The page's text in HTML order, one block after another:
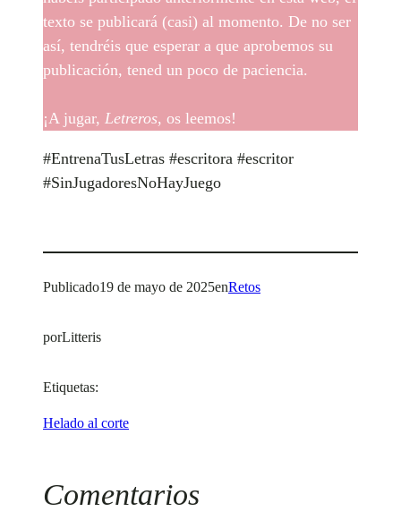
texto se publicará (casi) al momento. De no ser
así, tendréis que esperar a que aprobemos su
publicación, tened un poco de paciencia.
¡A jugar, Letreros, os leemos!
#EntrenaTusLetras #escritora #escritor
#SinJugadoresNoHayJuego
Publicado19 de mayo de 2025enRetos
porLitteris
Etiquetas:
Helado al corte
Comentarios